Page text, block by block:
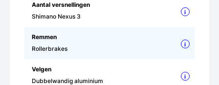
Aantal versnellingen
Shimano Nexus 3
i
Remmen
Rollerbrakes
i
Velgen
Dubbelwandig aluminium
i